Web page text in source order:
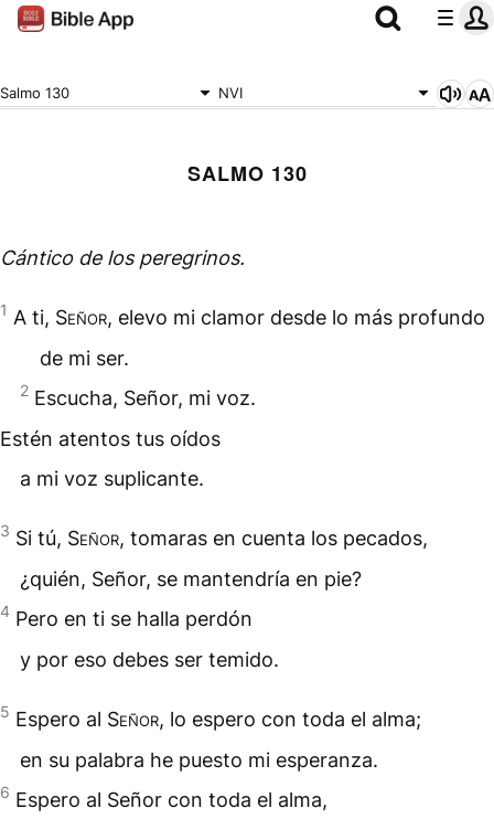
Salmo 130 NVI
SALMO 130
Cántico de los peregrinos.
1 A ti, Señor, elevo mi clamor desde lo más profundo
de mi ser.
2 Escucha, Señor, mi voz.
Estén atentos tus oídos
a mi voz suplicante.
3 Si tú, Señor, tomaras en cuenta los pecados,
¿quién, Señor, se mantendría en pie?
4 Pero en ti se halla perdón
y por eso debes ser temido.
5 Espero al Señor, lo espero con toda el alma;
en su palabra he puesto mi esperanza.
6 Espero al Señor con toda el alma,